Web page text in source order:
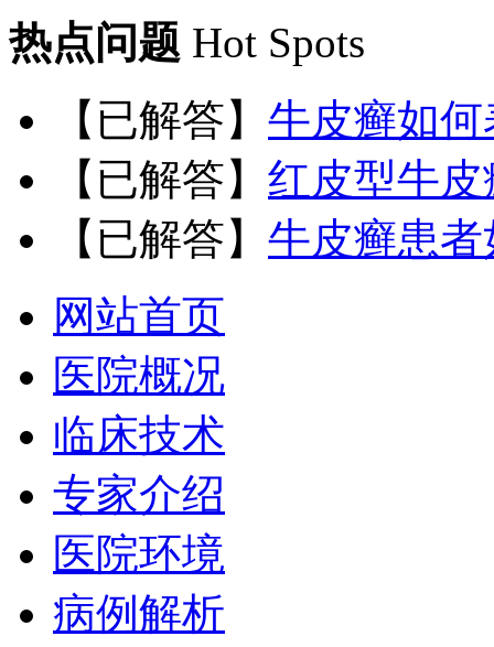
热点问题 Hot Spots
【已解答】 牛皮癣如
【已解答】 红皮型牛
【已解答】 牛皮癣患
网站首页
医院概况
临床技术
专家介绍
医院环境
病例解析